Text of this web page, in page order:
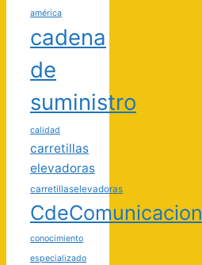
américa
cadena
de
suministro
calidad
carretillas
elevadoras
carretillaselevadoras
CdeComunicacion
conocimiento
especializado